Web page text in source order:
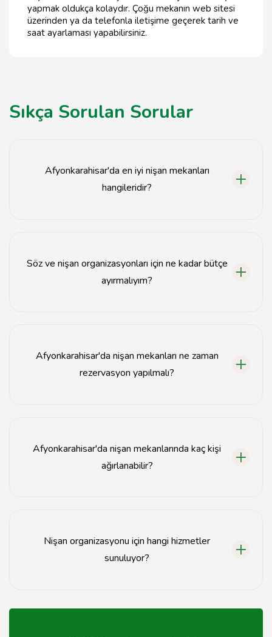
yapmak oldukça kolaydır. Çoğu mekanın web sitesi
üzerinden ya da telefonla iletişime geçerek tarih ve
saat ayarlaması yapabilirsiniz.
Sıkça Sorulan Sorular
Afyonkarahisar'da en iyi nişan mekanları
hangileridir?
Söz ve nişan organizasyonları için ne kadar bütçe
ayırmalıyım?
Afyonkarahisar'da nişan mekanları ne zaman
rezervasyon yapılmalı?
Afyonkarahisar'da nişan mekanlarında kaç kişi
ağırlanabilir?
Nişan organizasyonu için hangi hizmetler
sunuluyor?
dekorasyon, müzik ve fotoğraf hizmetleri